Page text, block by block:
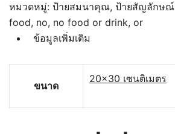
หมวดหมู่: ป้ายสมนาคุณ, ป้ายสัญลักษณ์
food, no, no food or drink, or
ข้อมูลเพิ่มเติม
ขนาด
20×30 เซนติเมตร